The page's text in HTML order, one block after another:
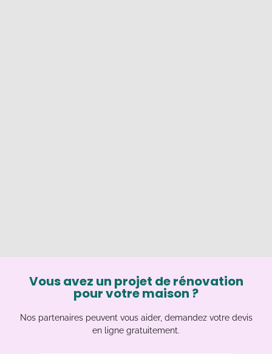
Vous avez un projet de rénovation
pour votre maison ?
Nos partenaires peuvent vous aider, demandez votre devis
en ligne gratuitement.